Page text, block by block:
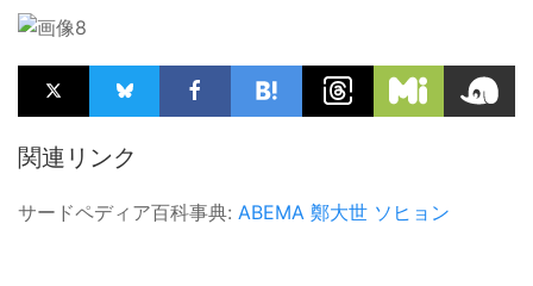
関連リンク
サードペディア百科事典: ABEMA 鄭大世 ソヒョン